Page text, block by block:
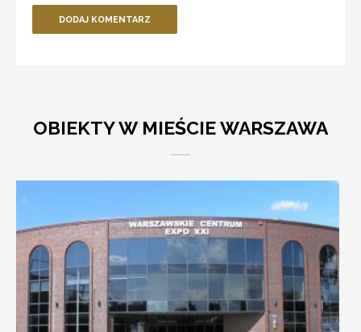
DODAJ KOMENTARZ
OBIEKTY W MIEŚCIE WARSZAWA